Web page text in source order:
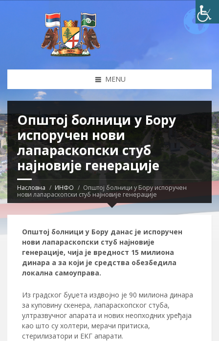
MENU
Општој болници у Бору
испоручен нови
лапараскопски стуб
најновије генерације
Насловна ИНФО
Општој болници у Бору испоручен
нови лапараскопски стуб најновије генерације
Општој болници у Бору данас је испоручен
нови лапараскопски стуб најновије
генерације, чија је вредност 15 милиона
динара а за који је средства обезбедила
локална самоуправа.
Из градског буџета издвојно је 90 милиона динара
за куповину скенера, лапараскопског стуба,
ултразвучног апарата и нових неопходних уређаја
као што су холтери, мерачи притиска,
стерилизатори и ЕКГ апарати.